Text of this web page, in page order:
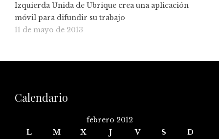
Izquierda Unida de Ubrique crea una aplicación
móvil para difundir su trabajo
11 de mayo de 2013
Calendario
febrero 2012
L
M X J V S
D